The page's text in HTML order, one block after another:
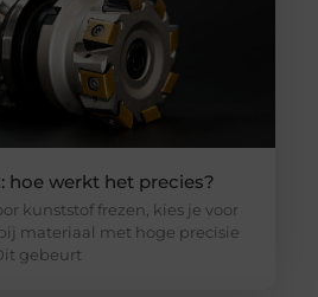
hoe werkt het precies?
kunststof frezen, kies je voor
materiaal met hoge precisie
gebeurt